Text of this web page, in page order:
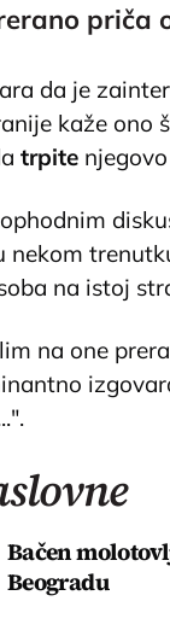
priča
da je
kaže ono
trpite
nekom
na istoj
na one
Bačen
Beogradu